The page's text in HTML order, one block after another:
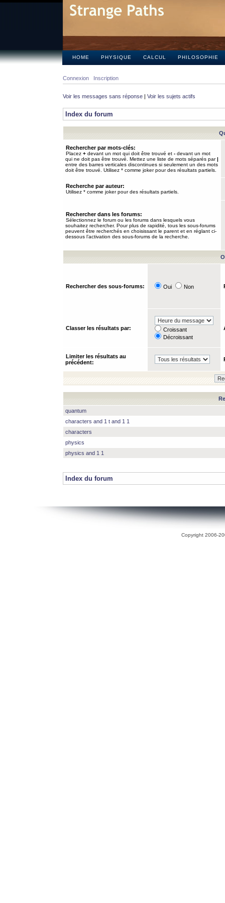
HOME PHYSIQUE CALCUL PHILOSOPHIE
Connexion Inscription
Voir les messages sans réponse | Voir les sujets actifs
Index du forum
Rechercher par mots-clés:
Placez + devant un mot qui doit être trouvé et - devant un mot
qui ne doit pas être trouvé. Mettez une liste de mots séparés par|
entre des barres verticales discontinues si seulement un des mots
doit être trouvé. Utilisez * comme joker pour des résultats partiels.
Recherche par auteur:
Utilisez * comme joker pour des résultats partiels.
Rechercher dans les forums:
Sélectionnez le forum ou les forums dans lesquels vous
souhaitez rechercher. Pour plus de rapidité, tous les sous-forums
peuvent être recherchés en choisissant le parent et en réglant ci-
dessous l’activation des sous-forums de la recherche.
Rechercher des sous-forums: Oui Non
Classer les résultats par:
Croissant
Décroissant
Limiter les résultats au
précédent:
quantum
characters and 1 t and 1 1
characters
physics
physics and 1 1
Index du forum
Copyright 2006-